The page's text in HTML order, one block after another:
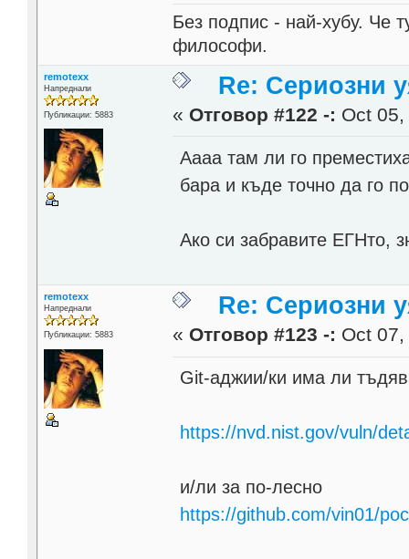
Без подпис - най-хубу. Че
философи.
remotexx
Напреднали
Публикации: 5883
Re: Сериозни
« Отговор #122 -: Oct
Аааа там ли го
бара и къде точно да го
Ако си забравите ЕГНто,
remotexx
Напреднали
Публикации: 5883
Re: Сериозни
« Отговор #123 -: Oct
Git-аджии/ки има ли
https://nvd.nist.gov/vuln/
и/ли за по-лесно
https://github.com/vin01/